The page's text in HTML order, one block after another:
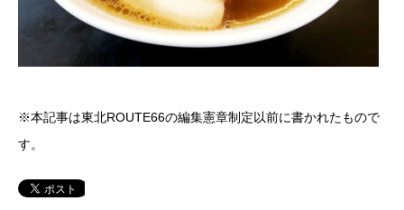
※本記事は東北ROUTE66の編集憲章制定以前に書かれたもので
す。